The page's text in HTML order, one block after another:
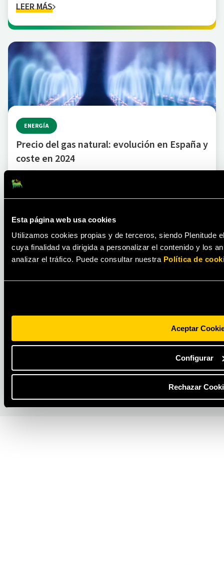
Esta página web usa cookies
Utilizamos cookies propias y de terceros, siendo Plenitude
cuya finalidad va dirigida a personalizar el contenido y los
analizar el tráfico. Puede consultar nuestra Política de
Aceptar
Configurar
Rechazar
LEER MÁS
ENERGÍA
Precio del gas natural: evolución en España y
coste en 2024
LEER MÁS
Plenitude inicia la construcción del parque
fotovoltaico Renopool de 330 MW en
España, el mayor proyecto realizado por la
LEER MÁS